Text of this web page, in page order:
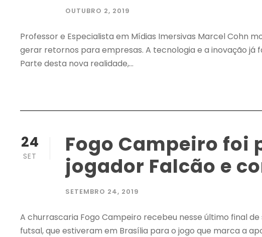
OUTUBRO 2, 2019
Professor e Especialista em Mídias Imersivas Marcel Cohn
gerar retornos para empresas. A tecnologia e a inovação já
Parte desta nova realidade,...
24
SET
Fogo Campeiro foi
jogador Falcão e
SETEMBRO 24, 2019
A churrascaria Fogo Campeiro recebeu nesse último final
futsal, que estiveram em Brasília para o jogo que marca a